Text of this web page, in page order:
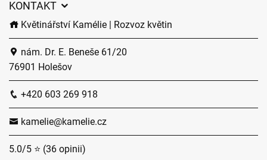
KONTAKT
Květinářství Kamélie | Rozvoz květin
nám. Dr. E. Beneše 61/20
76901 Holešov
+420 603 269 918
kamelie@kamelie.cz
5.0/5 ⭐ (36 opinii)